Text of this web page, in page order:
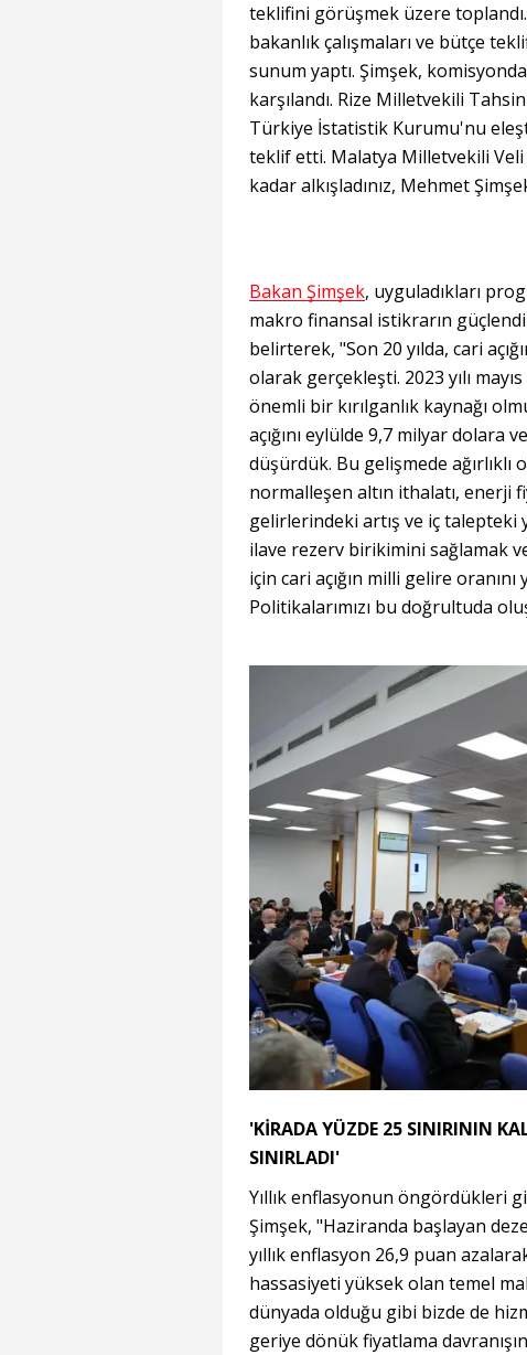
teklifini görüşmek üzere
bakanlık çalışmaları ve bütçe
sunum yaptı. Şimşek,
karşılandı. Rize Milletvekili
Türkiye İstatistik Kurumu'nu
teklif etti. Malatya Milletvekili Veli
kadar alkışladınız, Mehmet
Bakan Şimşek, uyguladıkları
makro finansal istikrarın
belirterek, "Son 20 yılda, cari
olarak gerçekleşti. 2023 yılı
önemli bir kırılganlık kaynağı
açığını eylülde 9,7 milyar dolara
düşürdük. Bu gelişmede
normalleşen altın ithalatı, enerji
gelirlerindeki artış ve iç
ilave rezerv birikimini sağlamak
için cari açığın milli gelire
Politikalarımızı bu doğrultuda
'KİRADA YÜZDE 25 SINIRININ
SINIRLADI'
Yıllık enflasyonun öngördükleri
Şimşek, "Haziranda başlayan
yıllık enflasyon 26,9 puan
hassasiyeti yüksek olan temel
dünyada olduğu gibi bizde de
geriye dönük fiyatlama